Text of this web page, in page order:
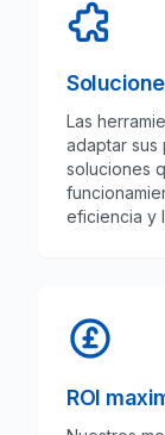
Las
adaptar sus
soluciones
eficiencia y
ROI